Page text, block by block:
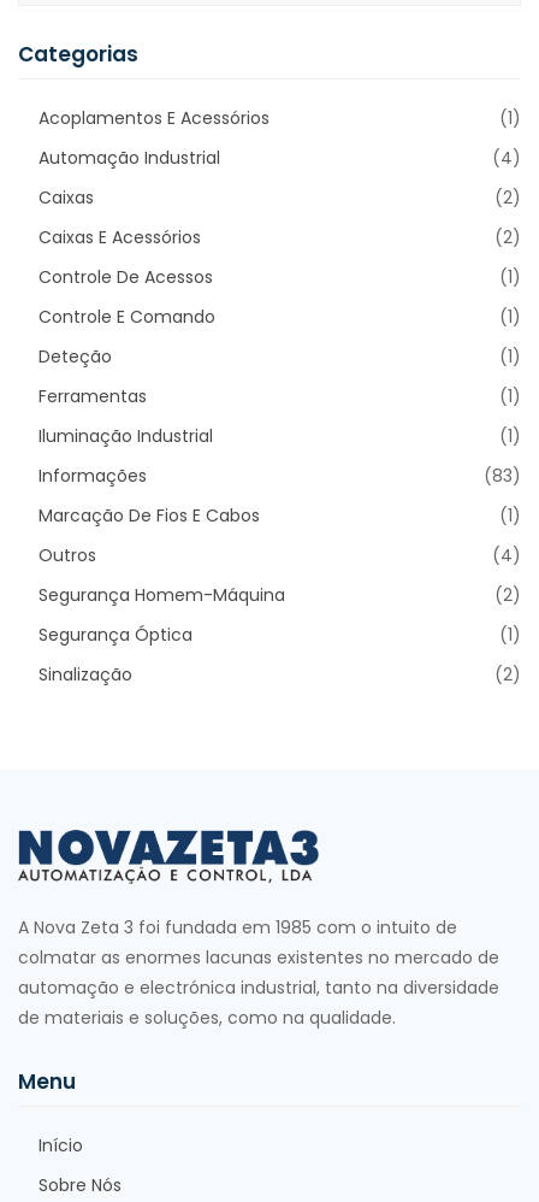
Categorias
Acoplamentos E Acessórios
(1)
Automação Industrial
(4)
Caixas
(2)
Caixas E Acessórios
(2)
Controle De Acessos
(1)
Controle E Comando
(1)
Deteção
(1)
Ferramentas
(1)
Iluminação Industrial
(1)
Informações
(83)
Marcação De Fios E Cabos
(1)
Outros
(4)
Segurança Homem-Máquina
(2)
Segurança Óptica
(1)
Sinalização
(2)
A Nova Zeta 3 foi fundada em 1985 com o intuito de
colmatar as enormes lacunas existentes no mercado de
automação e electrónica industrial, tanto na diversidade
de materiais e soluções, como na qualidade.
Menu
Início
Sobre Nós